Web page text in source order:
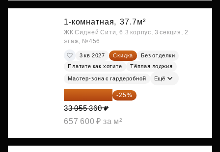
1-комнатная, 37.7м²
ЖК Сидней Сити, 6.3 корпус, 3 секция, 2
этаж, №456
3 кв 2027 Скидка
Без отделки
Платите как хотите
Тёплая лоджия
Мастер-зона с гардеробной Ещё
24 791 520 ₽ -25%
33 055 360 ₽
657 600 ₽ за м²